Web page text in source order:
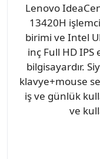
Lenovo
13420H
birimi ve Intel
inç Full HD
bilgisayardır.
klavye+mouse
iş ve günlük
ve